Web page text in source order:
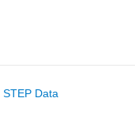
STEP Data